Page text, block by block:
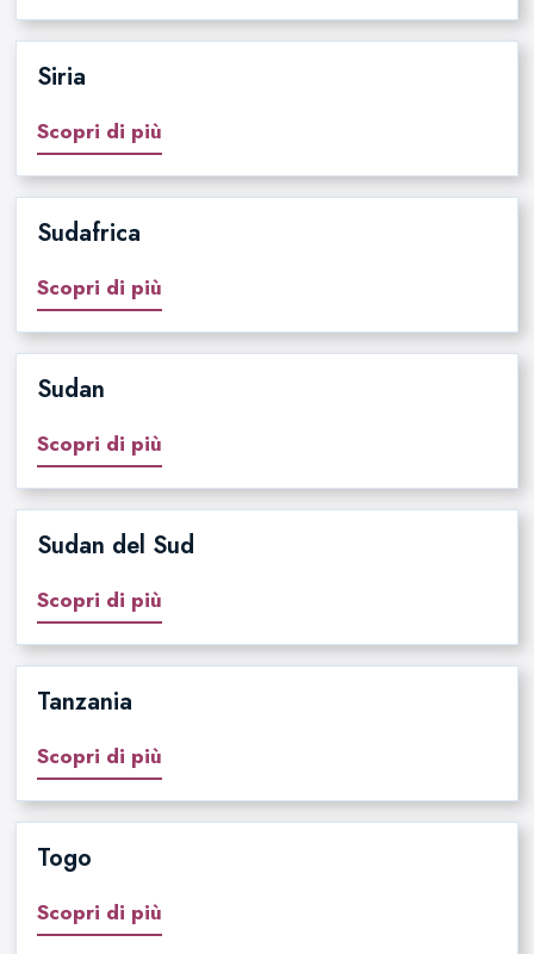
Siria
Scopri di più
Sudafrica
Scopri di più
Sudan
Scopri di più
Sudan del Sud
Scopri di più
Tanzania
Scopri di più
Togo
Scopri di più